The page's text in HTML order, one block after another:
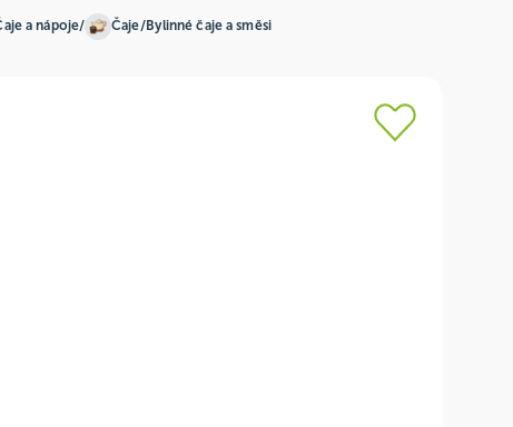
a nápoje/ Čaje/Bylinné čaje a směsi